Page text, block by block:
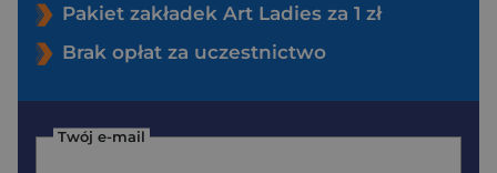
Pakiet zakładek Art Ladies za 1 zł
Brak opłat za uczestnictwo
Twój e-mail